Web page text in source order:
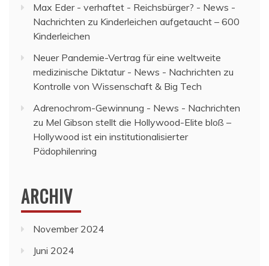
Max Eder - verhaftet - Reichsbürger? - News -
Nachrichten zu Kinderleichen aufgetaucht – 600
Kinderleichen
Neuer Pandemie-Vertrag für eine weltweite
medizinische Diktatur - News - Nachrichten zu
Kontrolle von Wissenschaft & Big Tech
Adrenochrom-Gewinnung - News - Nachrichten
zu Mel Gibson stellt die Hollywood-Elite bloß –
Hollywood ist ein institutionalisierter
Pädophilenring
ARCHIV
November 2024
Juni 2024